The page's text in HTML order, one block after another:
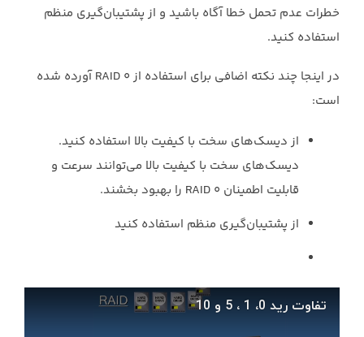
خطرات عدم تحمل خطا آگاه باشید و از پشتیبان‌گیری منظم
استفاده کنید.‏
در اینجا چند نکته اضافی برای استفاده از ‏RAID 0‎‏ آورده شده
است:‏
از دیسک‌های سخت با کیفیت بالا استفاده کنید.
دیسک‌های سخت با کیفیت بالا می‌توانند ‏سرعت و
قابلیت اطمینان ‏RAID 0‎‏ را بهبود بخشند.‏
از پشتیبان‌گیری منظم استفاده کنید‎